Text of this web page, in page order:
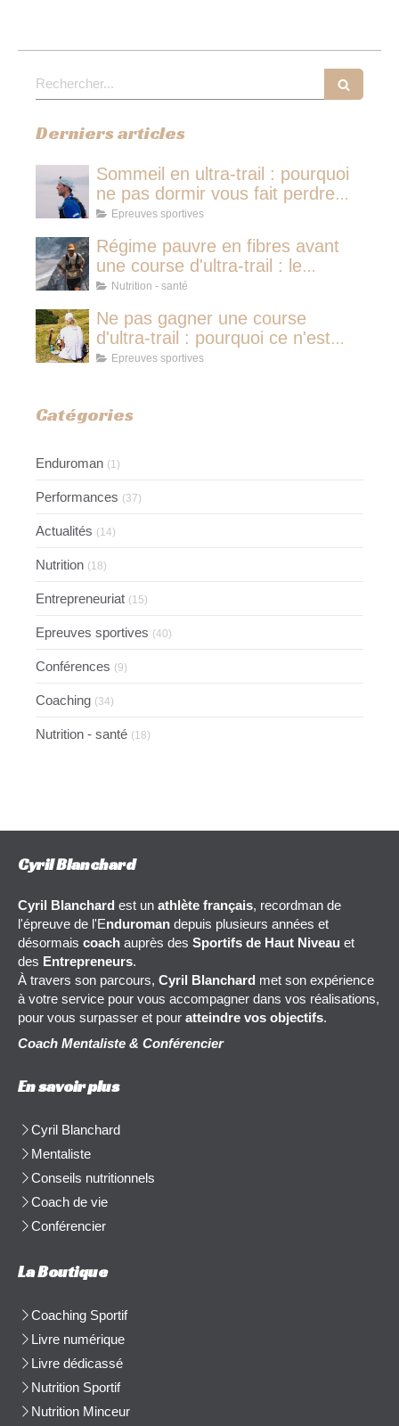
Rechercher
Derniers articles
Sommeil en ultra-trail : pourquoi
ne pas dormir vous fait perdre
plus de temps qu'une micro-
Epreuves sportives
Régime pauvre en fibres avant
une course d'ultra-trail : le
protocole nutritionnel des
Nutrition - santé
Ne pas gagner une course
d'ultra-trail : pourquoi ce n'est
jamais avoir couru pour rien
Epreuves sportives
Catégories
Enduroman (1)
Performances (37)
Actualités (14)
Nutrition (18)
Entrepreneuriat (15)
Epreuves sportives (40)
Conférences (9)
Coaching (34)
Nutrition - santé (18)
Cyril Blanchard
Cyril Blanchard est un athlète français, recordman de
l'épreuve de l'Enduroman depuis plusieurs années et
désormais coach auprès des Sportifs de Haut Niveau et
des Entrepreneurs.
À travers son parcours, Cyril Blanchard met son expérience
à votre service pour vous accompagner dans vos réalisations,
pour vous surpasser et pour atteindre vos objectifs.
Coach Mentaliste & Conférencier
En savoir plus
Cyril Blanchard
Mentaliste
Conseils nutritionnels
Coach de vie
Conférencier
La Boutique
Coaching Sportif
Livre numérique
Livre dédicassé
Nutrition Sportif
Nutrition Minceur